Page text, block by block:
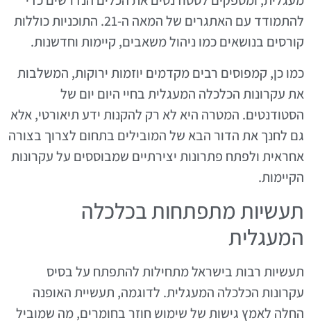
להתמודד עם האתגרים של המאה ה-21. התוכניות כוללות
קורסים בנושאים כמו ניהול משאבים, קיימות וחדשנות.
כמו כן, קמפוסים רבים מקדמים יוזמות ירוקות, המשלבות
את עקרונות הכלכלה המעגלית בחיי היום יום של
הסטודנטים. המטרה היא לא רק להקנות ידע תיאורטי, אלא
גם לחנך את הדור הבא של המובילים בתחום לצרוך בצורה
אחראית ולפתח פתרונות יצירתיים שמבוססים על עקרונות
הקיימות.
תעשיות מתפתחות בכלכלה
המעגלית
תעשיות רבות בישראל מתחילות להתפתח על בסיס
עקרונות הכלכלה המעגלית. לדוגמה, תעשיית האופנה
החלה לאמץ גישות של שימוש חוזר בחומרים, מה שמוביל